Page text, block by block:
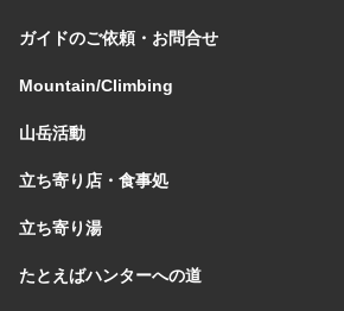
ガイドのご依頼・お問合せ
Mountain/Climbing
山岳活動
立ち寄り店・食事処
立ち寄り湯
たとえばハンターへの道